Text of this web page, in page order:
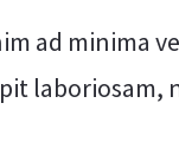
ad minima
laboriosam,